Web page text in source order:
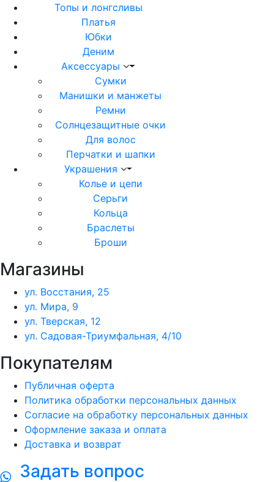
Топы и лонгсливы
Платья
Юбки
Деним
Аксессуары
Сумки
Манишки и манжеты
Ремни
Солнцезащитные очки
Для волос
Перчатки и шапки
Украшения
Колье и цепи
Серьги
Кольца
Браслеты
Броши
Магазины
ул. Восстания, 25
ул. Мира, 9
ул. Тверская, 12
ул. Садовая-Триумфальная, 4/10
Покупателям
Публичная оферта
Политика обработки персональных данных
Согласие на обработку персональных данных
Оформление заказа и оплата
Доставка и возврат
Задать вопрос